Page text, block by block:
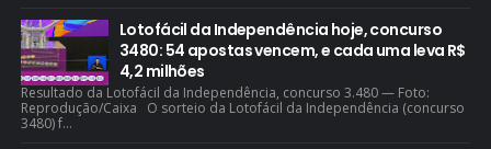
Lotofácil da Independência hoje, concurso
3480: 54 apostas vencem, e cada uma leva R$
4,2 milhões
Resultado da Lotofácil da Independência, concurso 3.480 — Foto:
Reprodução/Caixa O sorteio da Lotofácil da Independência (concurso
3480) f...